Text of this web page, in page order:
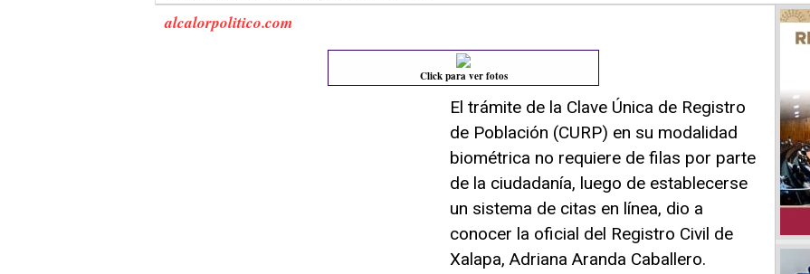
alcalorpolitico.com
Click para ver fotos
El trámite de la Clave Única de Registro
de Población (CURP) en su modalidad
biométrica no requiere de filas por parte
de la ciudadanía, luego de establecerse
un sistema de citas en línea, dio a
conocer la oficial del Registro Civil de
Xalapa, Adriana Aranda Caballero.